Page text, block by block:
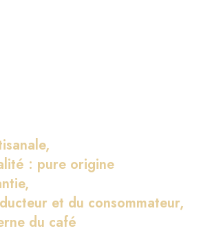
: pure origine
et du consommateur,
du café